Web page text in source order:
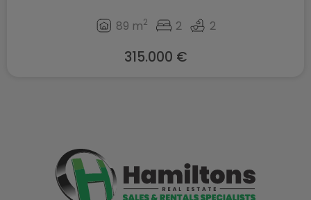
89 m2 2 2
315.000 €